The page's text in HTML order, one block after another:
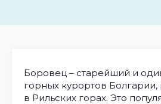
Боровец – старейший и
горных курортов
в Рильских горах. Это